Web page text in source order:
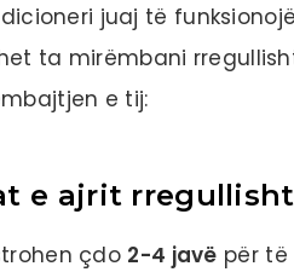
juaj të
ta mirëmbani
e tij:
e ajrit rregullisht
çdo 2-4 javë për